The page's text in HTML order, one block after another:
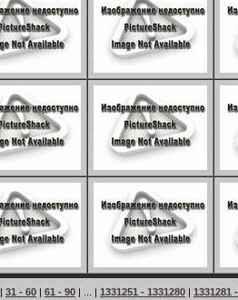
| 31 - 60 | 61 - 90 | ... | 1331251 - 1331280 | 1331281